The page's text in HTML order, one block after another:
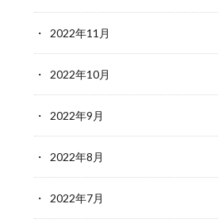
2022年11月
2022年10月
2022年9月
2022年8月
2022年7月